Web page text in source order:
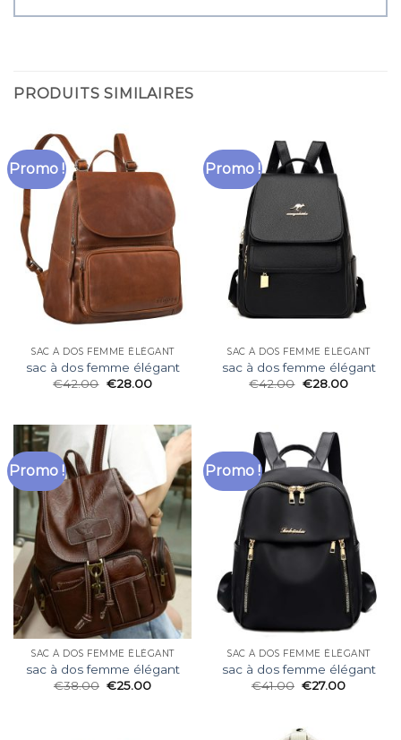
PRODUITS SIMILAIRES
Promo !
SAC À DOS FEMME ÉLÉGANT
sac à dos femme élégant
€42.00 €28.00
Promo !
SAC À DOS FEMME ÉLÉGANT
sac à dos femme élégant
€42.00 €28.00
Promo !
SAC À DOS FEMME ÉLÉGANT
sac à dos femme élégant
€38.00 €25.00
Promo !
SAC À DOS FEMME ÉLÉGANT
sac à dos femme élégant
€41.00 €27.00